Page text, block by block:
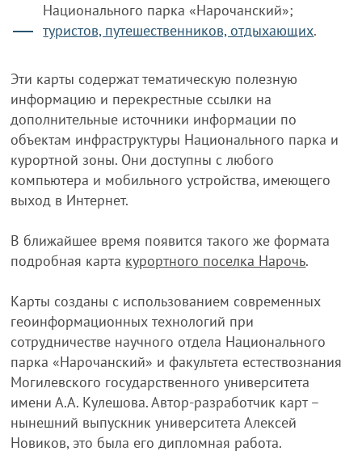
Национального парка «Нарочанский»;
туристов, путешественников, отдыхающих.
Эти карты содержат тематическую полезную
информацию и перекрестные ссылки на
дополнительные источники информации по
объектам инфраструктуры Национального парка и
курортной зоны. Они доступны с любого
компьютера и мобильного устройства, имеющего
выход в Интернет.
В ближайшее время появится такого же формата
подробная карта курортного поселка Нарочь.
Карты созданы с использованием современных
геоинформационных технологий при
сотрудничестве научного отдела Национального
парка «Нарочанский» и факультета естествознания
Могилевского государственного университета
имени А.А. Кулешова. Автор-разработчик карт –
нынешний выпускник университета Алексей
Новиков, это была его дипломная работа.